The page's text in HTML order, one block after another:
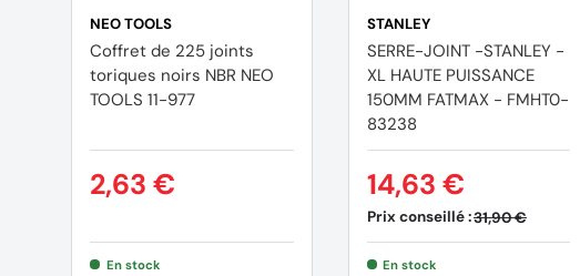
NEO TOOLS
Coffret de 225 joints
toriques noirs NBR NEO
TOOLS 11-977
2,63 €
En stock
STANLEY
SERRE-JOINT -STANLEY -
XL HAUTE PUISSANCE
150MM FATMAX - FMHT0-
83238
Prix conseillé :31,90 €
14,63 €
En stock